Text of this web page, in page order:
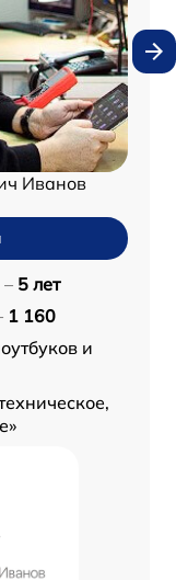
Иванов
5 лет
1 160
и